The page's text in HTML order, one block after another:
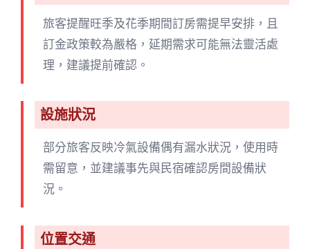
旅客提醒旺季及花季期間訂房需提早安排，且
訂金政策較為嚴格，延期需求可能無法靈活處
理，建議提前確認。
設施狀況
部分旅客反映冷氣設備偶有漏水狀況，使用時
需留意，並建議事先與民宿確認房間設備狀
況。
位置交通